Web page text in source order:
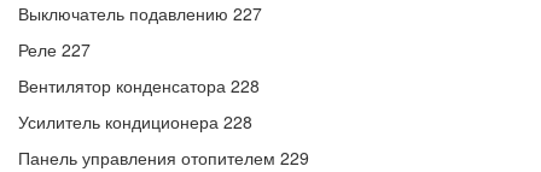
Выключатель подавлению 227
Реле 227
Вентилятор конденсатора 228
Усилитель кондиционера 228
Панель управления отопителем 229